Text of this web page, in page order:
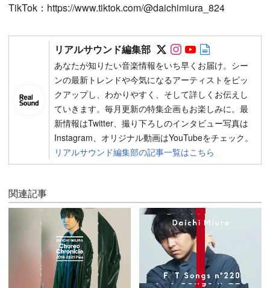
TikTok：https://www.tiktok.com/@daichimiura_824
リアルサウンド編集部 Follow on SNS
Follow on SNS
Follow on
あなたが知りたい音楽情報をいち早くお届け。シー
ンの最新トレンドや今気になるアーティストをピッ
クアップし、わかりやすく、そして詳しくお伝えし
ていきます。毎月更新の特集企画もお楽しみに。最
新情報はTwitter、撮り下ろしのインタビュー写真は
Instagram、オリジナル動画はYouTubeをチェック。
リアルサウンド編集部の記事一覧はこちら
関連記事